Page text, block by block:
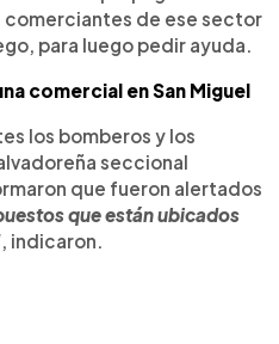
comerciantes de ese sector
para luego pedir ayuda.
comercial en San Miguel
los bomberos y los
seccional
que fueron alertados
que están ubicados
, indicaron.